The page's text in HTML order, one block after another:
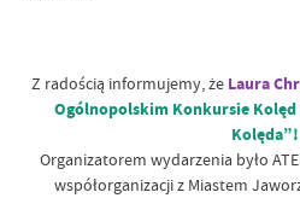
Z radością informujemy, że Laura
Ogólnopolskim Konkursie Kolęd
Kolęda”!
Organizatorem wydarzenia było
współorganizacji z Miastem